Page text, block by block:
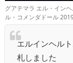
グアテマラ エル・イン
ル・コメンダドール
エルインヘル
札しました